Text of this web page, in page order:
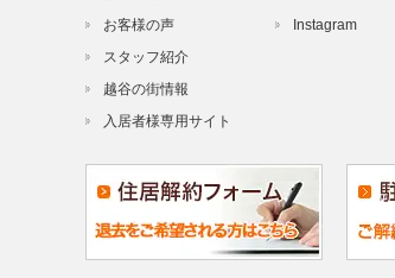
お客様の声
スタッフ紹介
越谷の街情報
入居者様専用サイト
Instagram